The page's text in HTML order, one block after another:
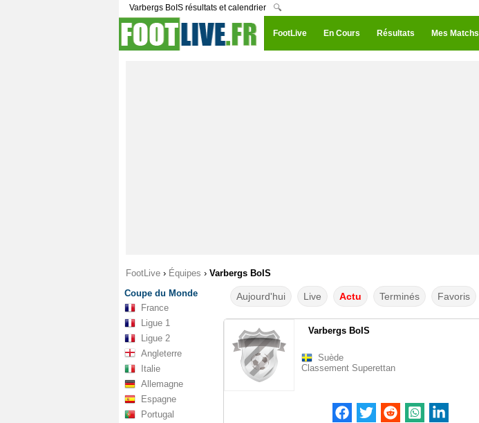
Varbergs BoIS résultats et calendrier 🔍
FootLive En Cours Résultats Mes Matchs
FootLive › Équipes › Varbergs BoIS
Coupe du Monde
France
Ligue 1
Ligue 2
Angleterre
Italie
Allemagne
Espagne
Portugal
Aujourd'hui Live Actu Terminés Favoris
Varbergs BoIS
Suède
Classement Superettan